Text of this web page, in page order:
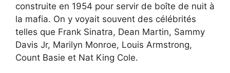
construite en 1954 pour servir de boîte de nuit à
la mafia. On y voyait souvent des célébrités
telles que Frank Sinatra, Dean Martin, Sammy
Davis Jr, Marilyn Monroe, Louis Armstrong,
Count Basie et Nat King Cole.